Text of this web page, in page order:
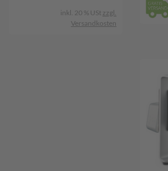
inkl. 20 % USt zzgl.
Versandkosten